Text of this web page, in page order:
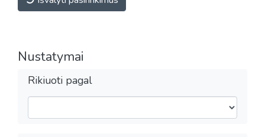
Nustatymai
Rikiuoti pagal